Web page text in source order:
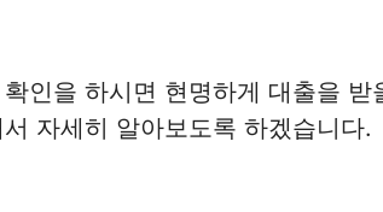
인을 하시면 현명하게 대출을 받
자세히 알아보도록 하겠습니다.